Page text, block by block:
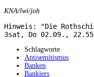
KNA/lwi/joh
Hinweis: "Die
3sat, Do 02.09.,
Schlagworte
Antisemitismus
Banken
Bankiers